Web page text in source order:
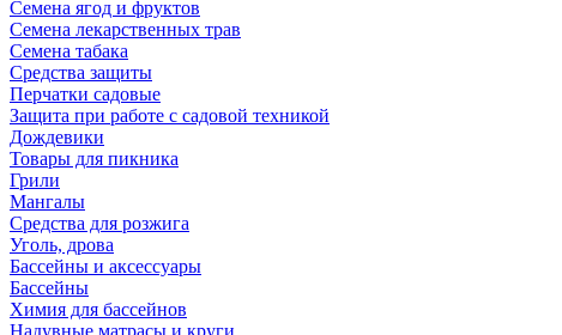
Семена ягод и фруктов
Семена лекарственных трав
Семена табака
Средства защиты
Перчатки садовые
Защита при работе с садовой техникой
Дождевики
Товары для пикника
Грили
Мангалы
Средства для розжига
Уголь, дрова
Бассейны и аксессуары
Бассейны
Химия для бассейнов
Надувные матрасы и круги